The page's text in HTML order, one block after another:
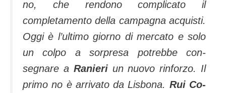
no, che rendono complicato il
completamento della campagna acqui­sti.
Oggi è l’ultimo giorno di mercato e solo
un colpo a sorpresa potrebbe con­
segnare a Ranieriun nuovo rinforzo. Il
primo no è arrivato da Lisbona. Rui Co­